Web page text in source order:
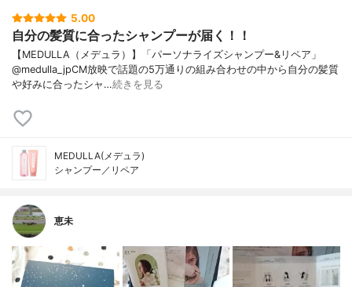
5.00
自分の髪質に合ったシャンプーが届く！！
【MEDULLA（メデュラ）】「パーソナライズシャンプー&リペア」
@medulla_jpCM放映で話題の5万通りの組み合わせの中から自分の髪質
や好みに合ったシャ…続きを見る
MEDULLA(メデュラ)
シャンプー／リペア
恵未